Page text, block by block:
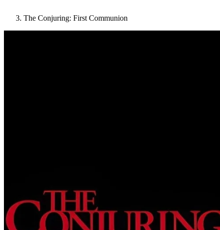
The Conjuring: First Communion